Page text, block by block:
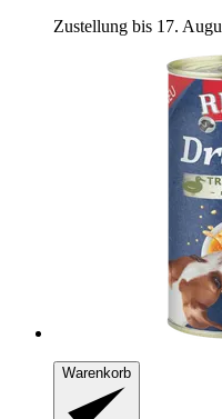
Zustellung bis 17.
Warenkorb